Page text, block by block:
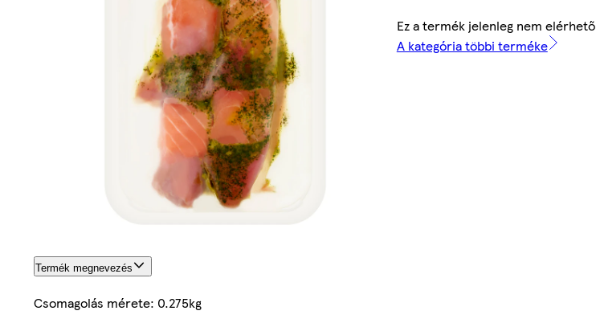
Ez a termék jelenleg nem elérhető
A kategória többi terméke
Termék megnevezés
Csomagolás mérete: 0.275kg